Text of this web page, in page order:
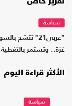
سياسة
"عربي21" تتشح
غزة.. وتستمر بالتغطية
الأكثر قراءة اليوم
سياسة